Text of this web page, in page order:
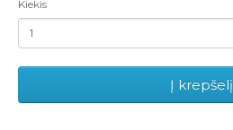
Kiekis
Į krepšelį